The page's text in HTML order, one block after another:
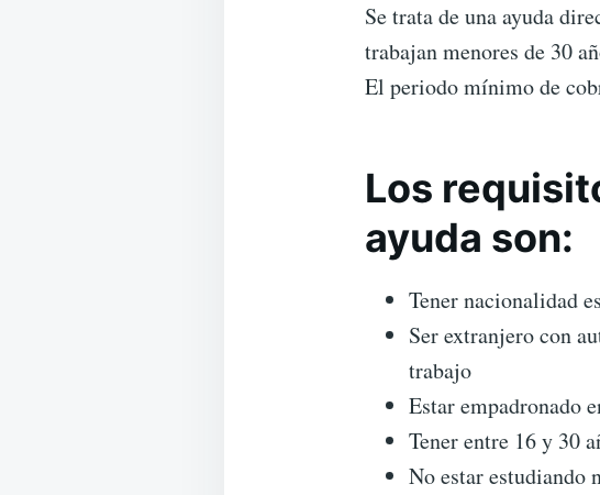
Se trata de una ayuda
trabajan menores de 30
El periodo mínimo de
Los
ayuda son:
Tener nacionalidad
Ser extranjero con
trabajo
Estar empadronado
Tener entre 16 y 30
No estar estudiando